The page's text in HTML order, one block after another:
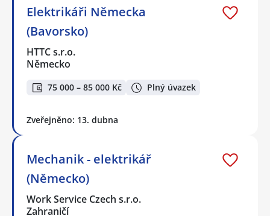
Elektrikáři Německa
(Bavorsko)
HTTC s.r.o.
Německo
75 000 – 85 000 Kč Plný úvazek
Zveřejněno: 13. dubna
Mechanik - elektrikář
(Německo)
Work Service Czech s.r.o.
Zahraničí